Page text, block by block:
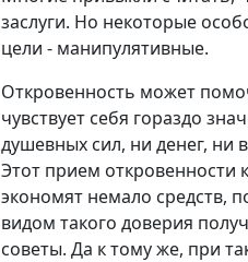
заслуги. Но некоторые
цели - манипулятивные.
Откровенность может
чувствует себя гораздо
душевных сил, ни денег, ни
Этот прием
экономят немало средств,
видом такого доверия
советы. Да к тому же, при